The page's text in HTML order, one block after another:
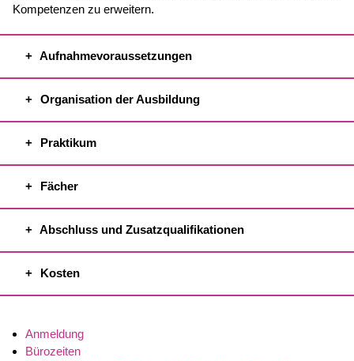
Kompetenzen zu erweitern.
Aufnahmevoraussetzungen
Organisation der Ausbildung
Praktikum
Fächer
Abschluss und Zusatzqualifikationen
Kosten
Anmeldung
Bürozeiten